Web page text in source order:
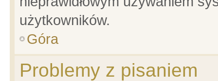
użytkowników.
Góra
Problemy z pisaniem